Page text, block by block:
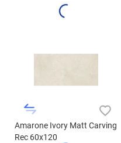
Amarone Ivory Matt Carving
Rec 60x120